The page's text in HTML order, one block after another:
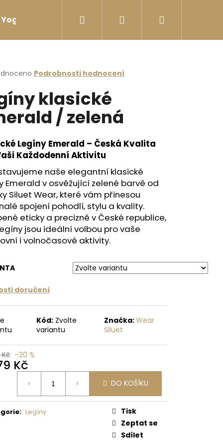
Yoga sport Láhve na vodu Yoga sport Termoska
Přihlášení
Podrobnosti hodnocení
klasické
/ zelená
Legíny Emerald – Česká Kvalita
Každodenní Aktivitu
naše elegantní klasické
Emerald v osvěžující zelené barvě od
Siluet Wear, které vám přinesou
spojení pohodlí, stylu a kvality.
eticky a precizně v České republice,
jsou ideální volbou pro vaše
i volnočasové aktivity.
doručení
Kód: Zvolte
variantu
Značka:Wear
Siluet
Kč –20 %
Kč
DO KOŠÍKU
: Legíny
Tisk
Zeptat se
Sdílet
ZÁDY ČERNÁ